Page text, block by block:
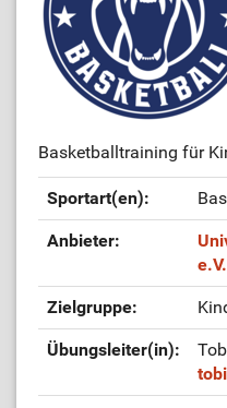
Basketballtraining für
Sportart(en):
Anbieter:
e.V.
Zielgruppe:
Übungsleiter(in):